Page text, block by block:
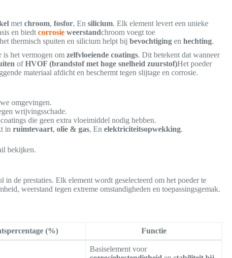
metchroom,fosfor, Ensilicium. Elk element levert een unieke
en biedtcorrosieweerstandchroom voegt toe
thermisch spuiten en silicium helpt bijbevochtiging enhechting.
is het vermogen omzelfvloeiende coatings. Dit betekent dat wanneer
ofHVOF (brandstof met hoge snelheid zuurstof)Het poeder
materiaal afdicht en beschermt tegen slijtage en corrosie.
omgevingen.
wrijvingsschade.
die geen extra vloeimiddel nodig hebben.
inruimtevaart,olie & gas, Enelektriciteitsopwekking.
bekijken.
in de prestaties. Elk element wordt geselecteerd om het poeder te
weerstand tegen extreme omstandigheden en toepassingsgemak.
(%) Functie
Basiselement voor